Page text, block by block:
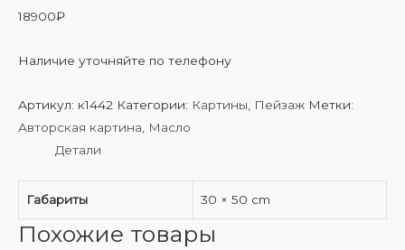
18900₽
Наличие уточняйте по телефону
Артикул: к1442 Категории: Картины Пейзаж Метки:
Авторская картина
Масло
Детали
Габариты 30 × 50 cm
Похожие товары